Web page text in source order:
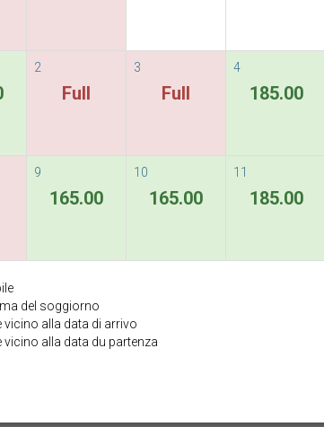
2
Full
3
Full
4
185.00
9
165.00
10
165.00
11
185.00
del soggiorno
vicino alla data di arrivo
vicino alla data du partenza